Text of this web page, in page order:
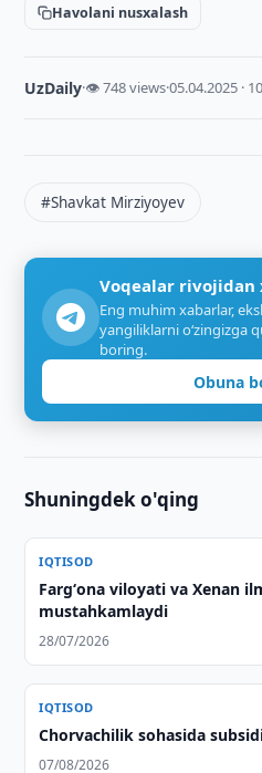
Havolani nusxalash
UzDaily·👁 748 views·05.04.2025 ·
#Shavkat Mirziyoyev
Voqealar rivojidan
Eng muhim xabarlar,
yangiliklarni o‘zingizga
boring.
Obuna
Shuningdek o'qing
IQTISOD
Fargʻona viloyati va Xenan
mustahkamlaydi
28/07/2026
IQTISOD
Chorvachilik sohasida
07/08/2026